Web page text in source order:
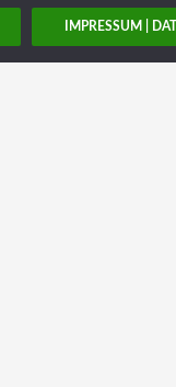
IMPRESSUM |